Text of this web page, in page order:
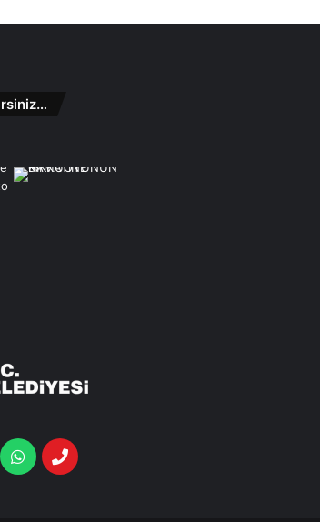
WhatsappTelefon